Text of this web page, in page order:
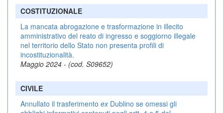
COSTITUZIONALE
La mancata abrogazione e trasformazione in illecito
amministrativo del reato di ingresso e soggiorno illegale
nel territorio dello Stato non presenta profili di
incostituzionalità.
Maggio 2024 - (cod. S09652)
CIVILE
Annullato il trasferimento exDublino se omessi gli